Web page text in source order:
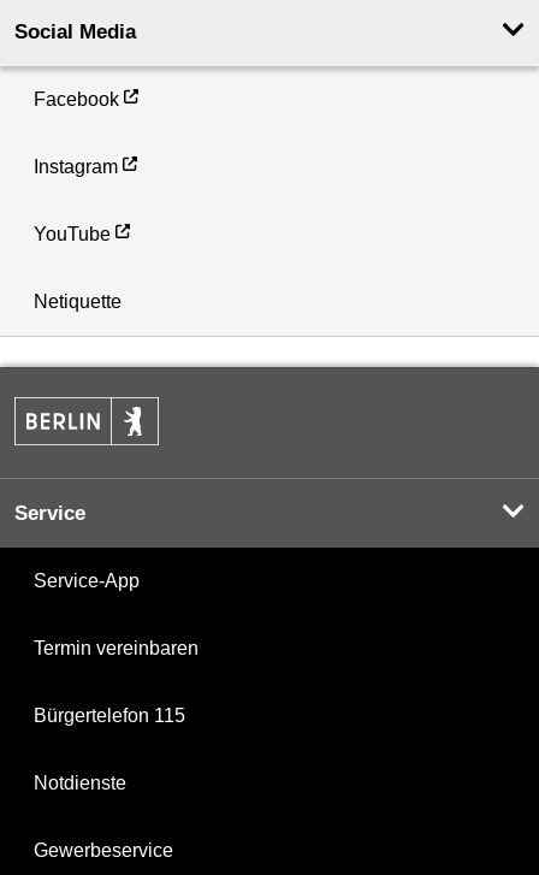
Social Media
Facebook
Instagram
YouTube
Netiquette
Service
Service-App
Termin vereinbaren
Bürgertelefon 115
Notdienste
Gewerbeservice